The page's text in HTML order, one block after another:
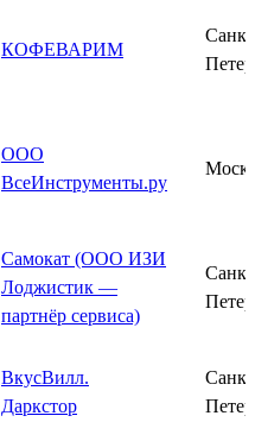
КОФЕВАРИМ
ООО
ВсеИнструменты.ру
Самокат (ООО ИЗИ
Лоджистик —
партнёр сервиса)
ВкусВилл.
Даркстор